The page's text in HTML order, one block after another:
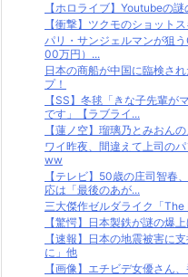
【ホロライブ】Youtubeの
【衝撃】ツクモのショット
パリ・サンジェルマンが狙
00万円）...
日本の商船が中国に臨検さ
プ！
【SS】冬毬「きな子先輩が
です」【ラブライ...
【蓮ノ空】瑠璃乃とみおん
ワイ昨夜、間違えて上司の
ww
【テレビ】50歳の庄司智春
応は「最後のあが...
三大傑作ゼルダライク「
【驚愕】日本製鉄が謎の爆
【速報】日本の地震被害に
に」他
【画像】エチビデ女優さん